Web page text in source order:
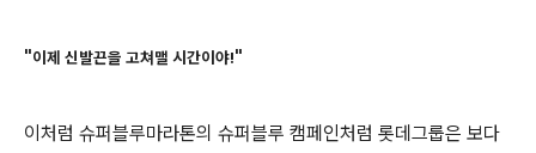
"이제 신발끈을 고쳐맬 시간이야!"
이처럼 슈퍼블루마라톤의 슈퍼블루 캠페인처럼 롯데그룹은 보다